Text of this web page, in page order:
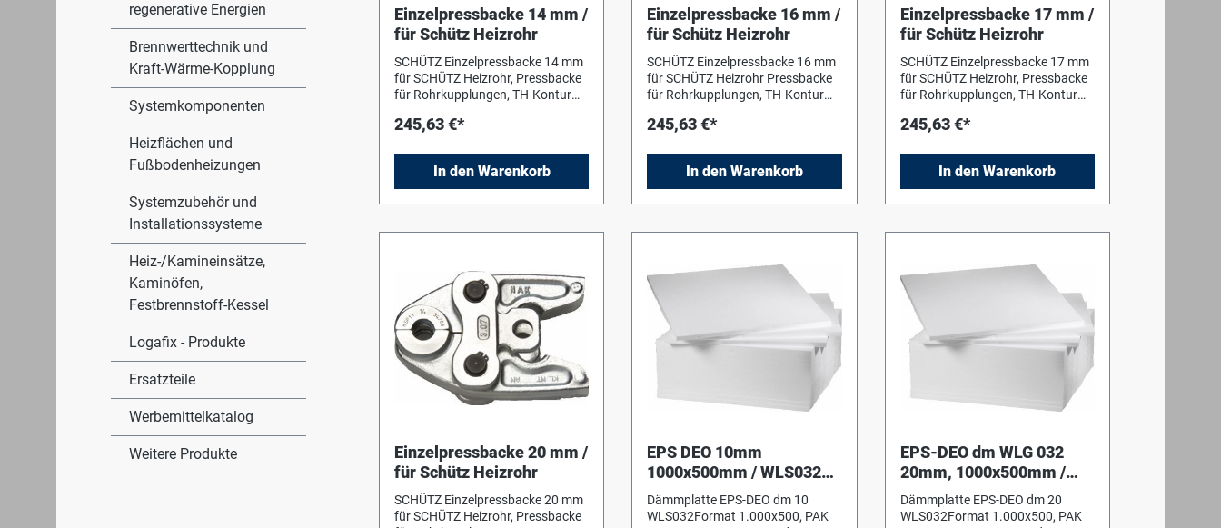
regenerative Energien
Brennwerttechnik und
Kraft-Wärme-Kopplung
Systemkomponenten
Heizflächen und
Fußbodenheizungen
Systemzubehör und
Installationssysteme
Heiz-/Kamineinsätze,
Kaminöfen,
Festbrennstoff-Kessel
Logafix - Produkte
Ersatzteile
Werbemittelkatalog
Weitere Produkte
Einzelpressbacke 14 mm /
für Schütz Heizrohr
SCHÜTZ Einzelpressbacke 14 mm
für SCHÜTZ Heizrohr, Pressbacke
für Rohrkupplungen, TH-Kontur
245,63 €*
In den Warenkorb
Einzelpressbacke 16 mm /
für Schütz Heizrohr
SCHÜTZ Einzelpressbacke 16 mm
für SCHÜTZ Heizrohr Pressbacke
für Rohrkupplungen, TH-Kontur
245,63 €*
In den Warenkorb
Einzelpressbacke 17 mm /
für Schütz Heizrohr
SCHÜTZ Einzelpressbacke 17 mm
für SCHÜTZ Heizrohr, Pressbacke
für Rohrkupplungen, TH-Kontur
245,63 €*
In den Warenkorb
Einzelpressbacke 20 mm /
für Schütz Heizrohr
SCHÜTZ Einzelpressbacke 20 mm
für SCHÜTZ Heizrohr, Pressbacke
EPS DEO 10mm
1000x500mm / WLS032
ohne Trittschall
Dämmplatte EPS-DEO dm 10
WLS032Format 1.000x500, PAK
EPS-DEO dm WLG 032
20mm, 1000x500mm /
WLS032 ohne Trittschall
Dämmplatte EPS-DEO dm 20
WLS032Format 1.000x500, PAK